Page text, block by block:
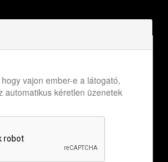
vajon ember-e a látogató,
automatikus kéretlen üzenetek